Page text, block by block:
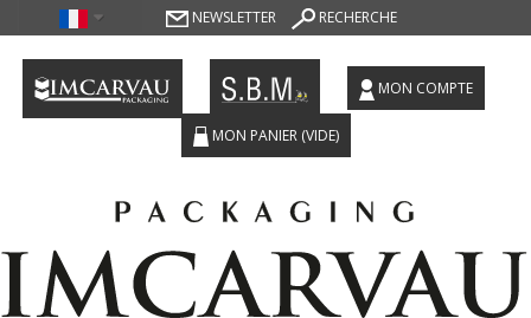
NEWSLETTER RECHERCHE
MON COMPTE
MON PANIER (VIDE)